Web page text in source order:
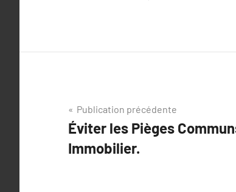
Navigation
de
l’article
Publication précédente
Éviter les Pièges
Immobilier.